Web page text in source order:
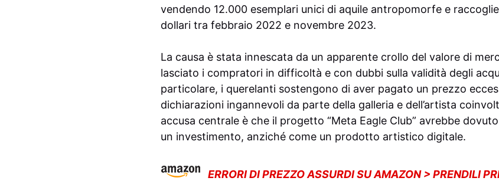
vendendo 12.000 esemplari unici di aquile antropomorfe e
dollari tra febbraio 2022 e novembre 2023.
La causa è stata innescata da un apparente crollo del valore di
lasciato i compratori in difficoltà e con dubbi sulla validità degli
particolare, i querelanti sostengono di aver pagato un prezzo
dichiarazioni ingannevoli da parte della galleria e dell’artista
accusa centrale è che il progetto “Meta Eagle Club” avrebbe
un investimento, anziché come un prodotto artistico digitale.
ERRORI DI PREZZO ASSURDI SU AMAZON > PRENDILI